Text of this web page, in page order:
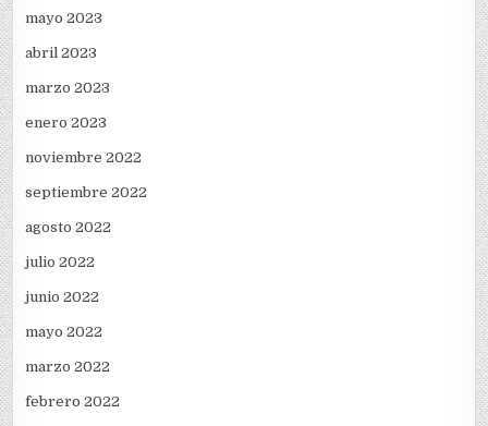
mayo 2023
abril 2023
marzo 2023
enero 2023
noviembre 2022
septiembre 2022
agosto 2022
julio 2022
junio 2022
mayo 2022
marzo 2022
febrero 2022